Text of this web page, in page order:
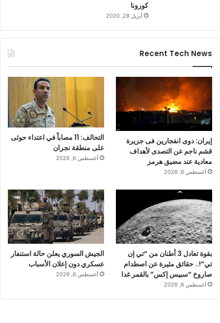
كورونا
أبريل 28, 2020
Recent Tech News
إيران: دوى انفجارين فى جزيرة
قشم ناجم عن التصدى لأهداف
معادية عند مضيق هرمز
أغسطس 6, 2026
التحالف: 11 مصاباً في اعتداء حوثى
على منطقة نجران
أغسطس 6, 2026
بقوة تعادل 3 أطنان من “تي إن
تي”!.. حقائق مثيرة عن اصطدام
صاروخ “سبيس إكس” بالقمر غدا
أغسطس 6, 2026
الجيش السوري يعلن حالة استنفار
عسكري دون إعلان الأسباب
أغسطس 6, 2026